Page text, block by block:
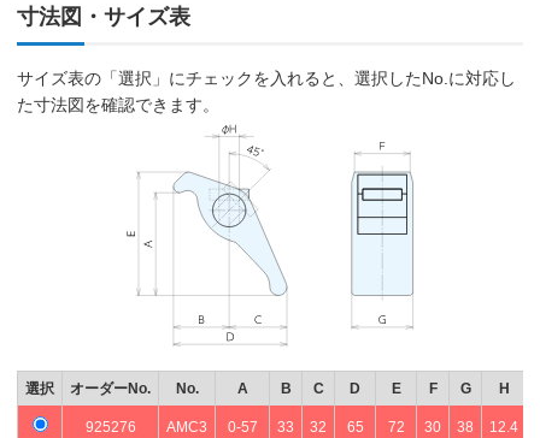
寸法図・サイズ表
サイズ表の「選択」にチェックを入れると、選択したNo.に対応し
た寸法図を確認できます。
選択 オーダーNo. No. A B C D E F G H
925276 AMC3 0-57 33 32 65 72 30 38 12.4